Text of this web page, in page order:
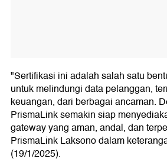
"Sertifikasi ini adalah salah satu
untuk melindungi data pelanggan,
keuangan, dari berbagai ancaman.
PrismaLink semakin siap
gateway yang aman, andal, dan
PrismaLink Laksono dalam
(19/1/2025).